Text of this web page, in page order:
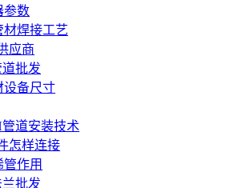
参数
材焊接工艺
应商
批发
设备尺寸
道安装技术
怎样连接
作用
批发